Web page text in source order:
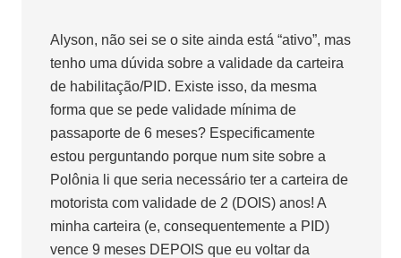
Alyson, não sei se o site ainda está “ativo”, mas
tenho uma dúvida sobre a validade da carteira
de habilitação/PID. Existe isso, da mesma
forma que se pede validade mínima de
passaporte de 6 meses? Especificamente
estou perguntando porque num site sobre a
Polônia li que seria necessário ter a carteira de
motorista com validade de 2 (DOIS) anos! A
minha carteira (e, consequentemente a PID)
vence 9 meses DEPOIS que eu voltar da